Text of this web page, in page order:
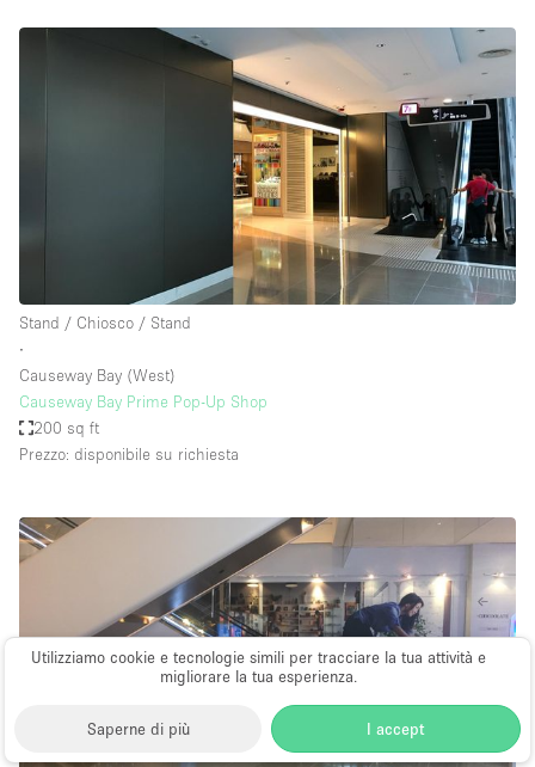
Utilizziamo cookie e tecnologie simili per tracciare la tua attività e
migliorare la tua esperienza.
Saperne di più I accept
Stand / Chiosco / Stand
∙
Causeway Bay (West)
Causeway Bay Prime Pop-Up Shop
200 sq ft
Prezzo: disponibile su richiesta